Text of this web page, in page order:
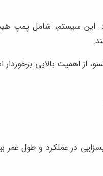
این سیستم، شامل پمپ
از اهمیت بالایی
در عملکرد و طول عمر